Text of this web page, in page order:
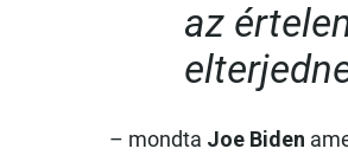
az
– mondta Joe Biden